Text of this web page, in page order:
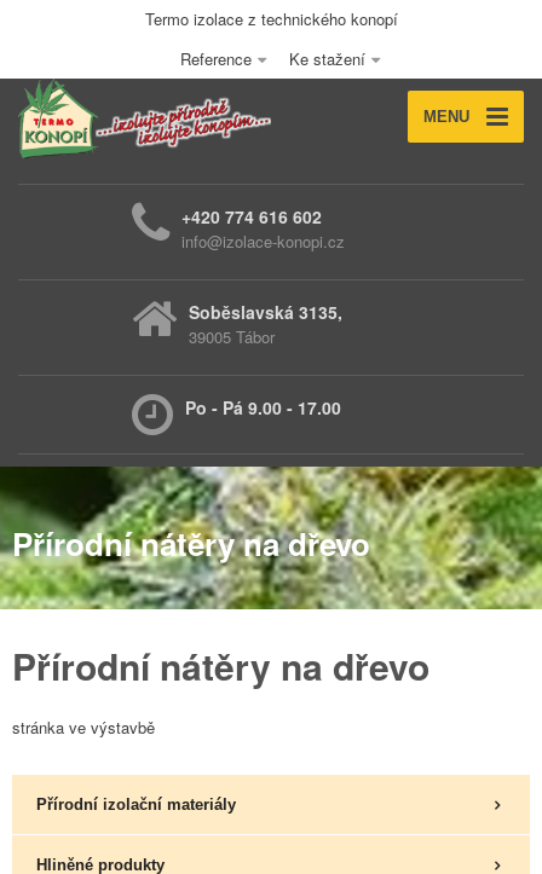
Termo izolace z technického konopí
Reference
Ke stažení
MENU
+420 774 616 602
info@izolace-konopi.cz
Soběslavská 3135,
39005 Tábor
Po - Pá 9.00 - 17.00
Přírodní nátěry na dřevo
Přírodní nátěry na dřevo
stránka ve výstavbě
Přírodní izolační materiály
Hliněné produkty